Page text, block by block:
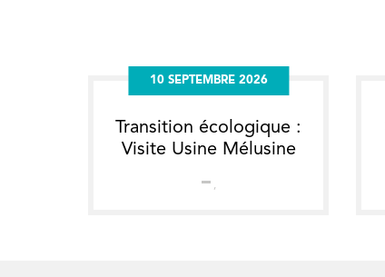
10 SEPTEMBRE 2026
Transition écologique :
Visite Usine Mélusine
,